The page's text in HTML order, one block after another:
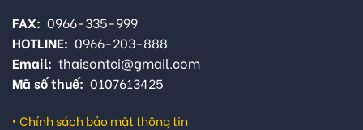
FAX: 0966-335-999
HOTLINE: 0966-203-888
Email: thaisontci@gmail.com
Mã số thuế: 0107613425
• Chính sách bảo mật thông tin